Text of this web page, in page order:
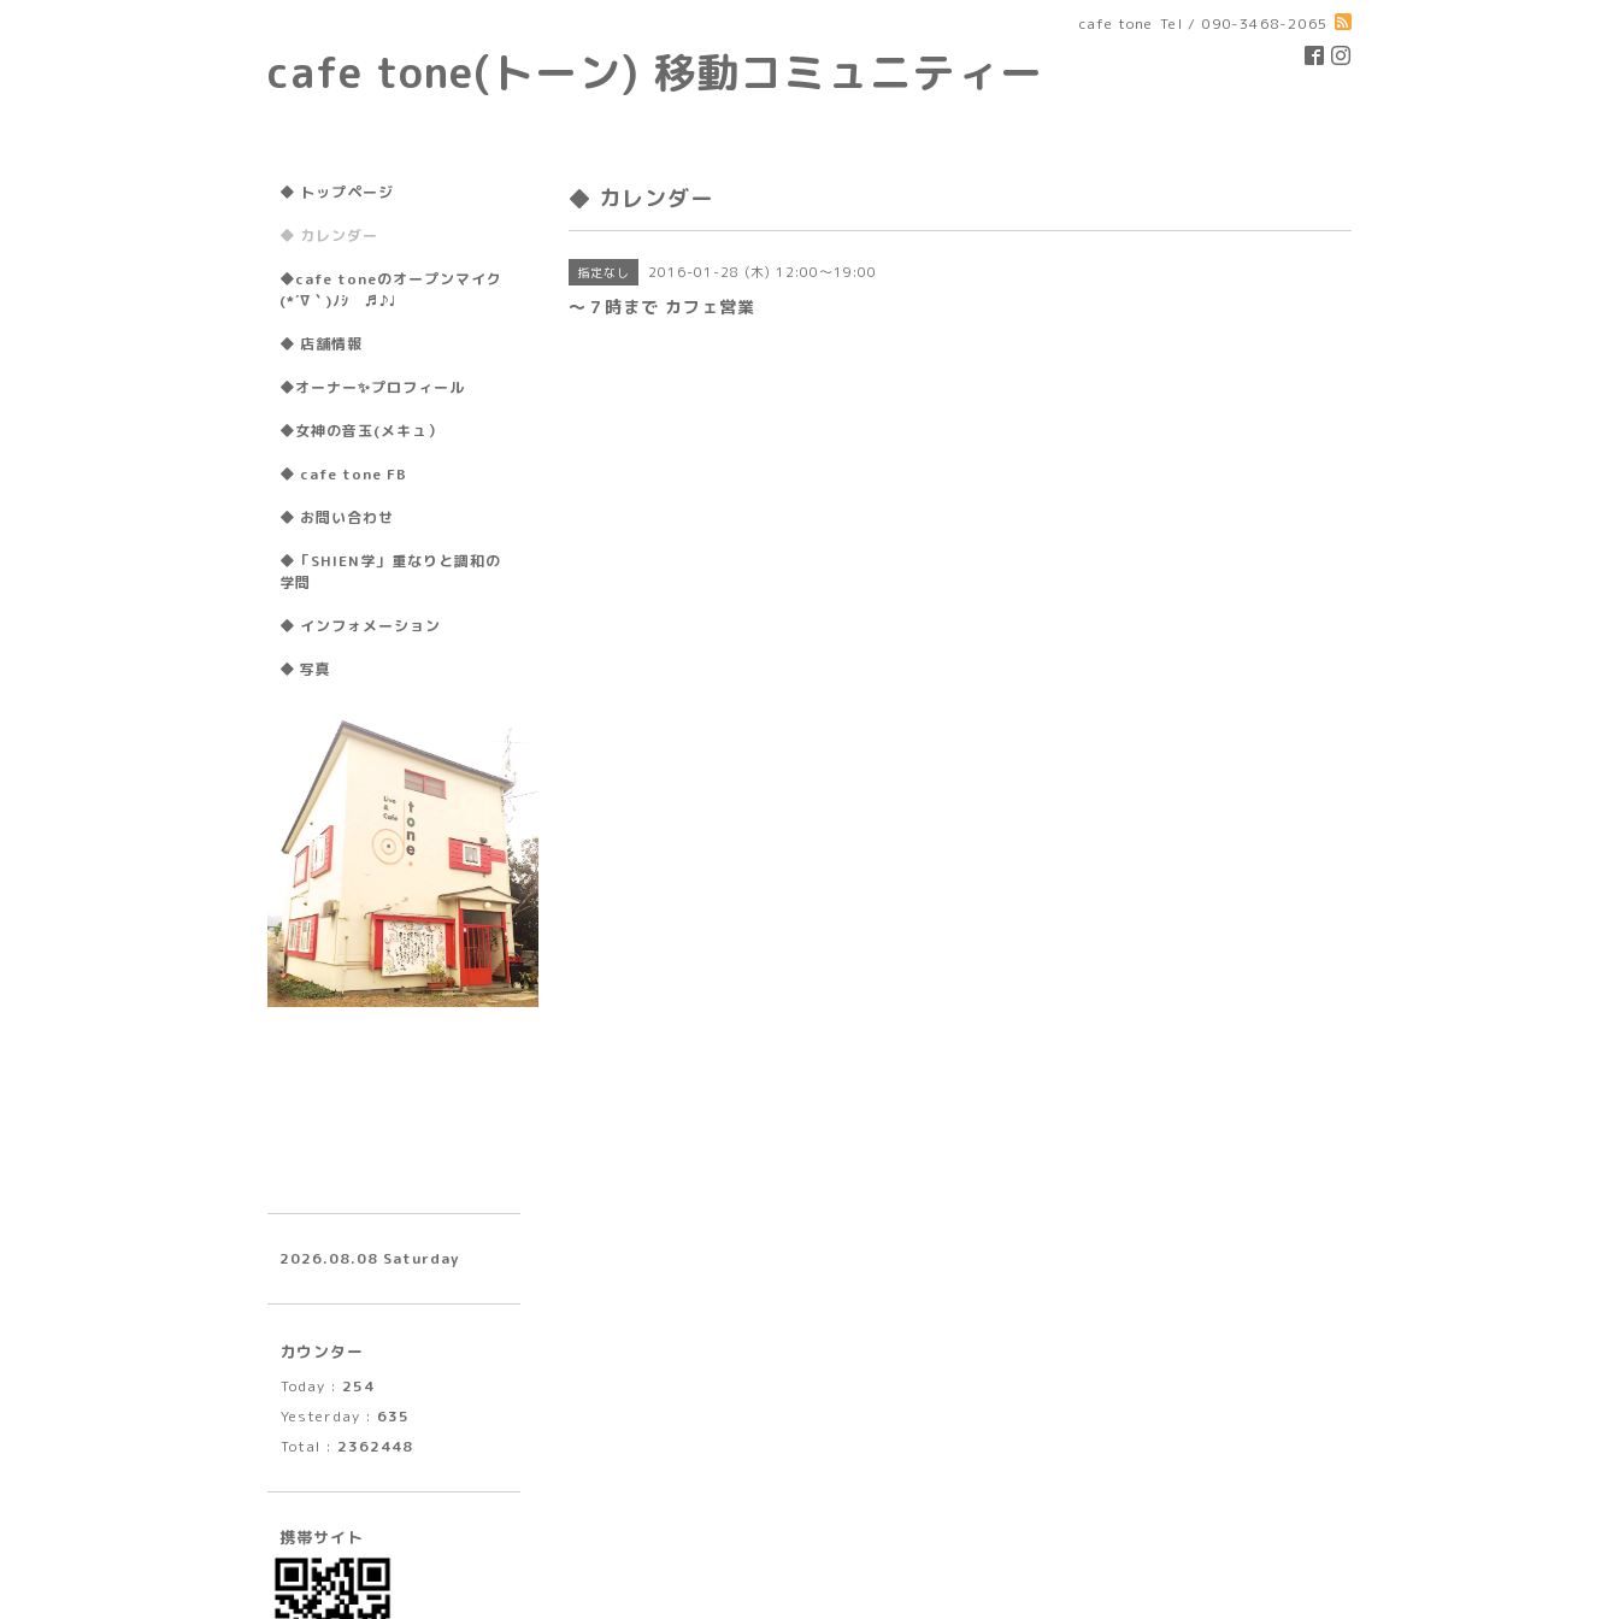
cafe tone Tel / 090-3468-2065
cafe tone(トーン) 移動コミュニティー
◆ カレンダー
指定なし 2016-01-28 (木) 12:00～19:00
〜７時まで カフェ営業
◆ トップページ
◆ カレンダー
◆cafe toneのオープンマイク
(*´∇｀)ﾉｼ ♬♪♩
◆ 店舗情報
◆オーナー✨プロフィール
◆女神の音玉(メキュ）
◆ cafe tone FB
◆ お問い合わせ
◆「SHIEN学」重なりと調和の
学問
◆ インフォメーション
◆ 写真
2026.08.08 Saturday
カウンター
Today : 254
Yesterday : 635
Total : 2362448
携帯サイト